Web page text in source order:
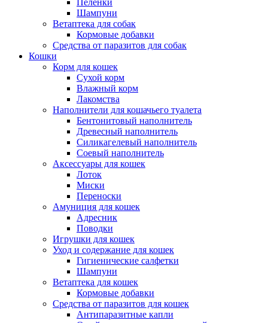
Пеленки
Шампуни
Ветаптека для собак
Кормовые добавки
Средства от паразитов для собак
Кошки
Корм для кошек
Сухой корм
Влажный корм
Лакомства
Наполнители для кошачьего туалета
Бентонитовый наполнитель
Древесный наполнитель
Силикагелевый наполнитель
Соевый наполнитель
Аксессуары для кошек
Лоток
Миски
Переноски
Амуниция для кошек
Адресник
Поводки
Игрушки для кошек
Уход и содержание для кошек
Гигиенические салфетки
Шампуни
Ветаптека для кошек
Кормовые добавки
Средства от паразитов для кошек
Антипаразитные капли